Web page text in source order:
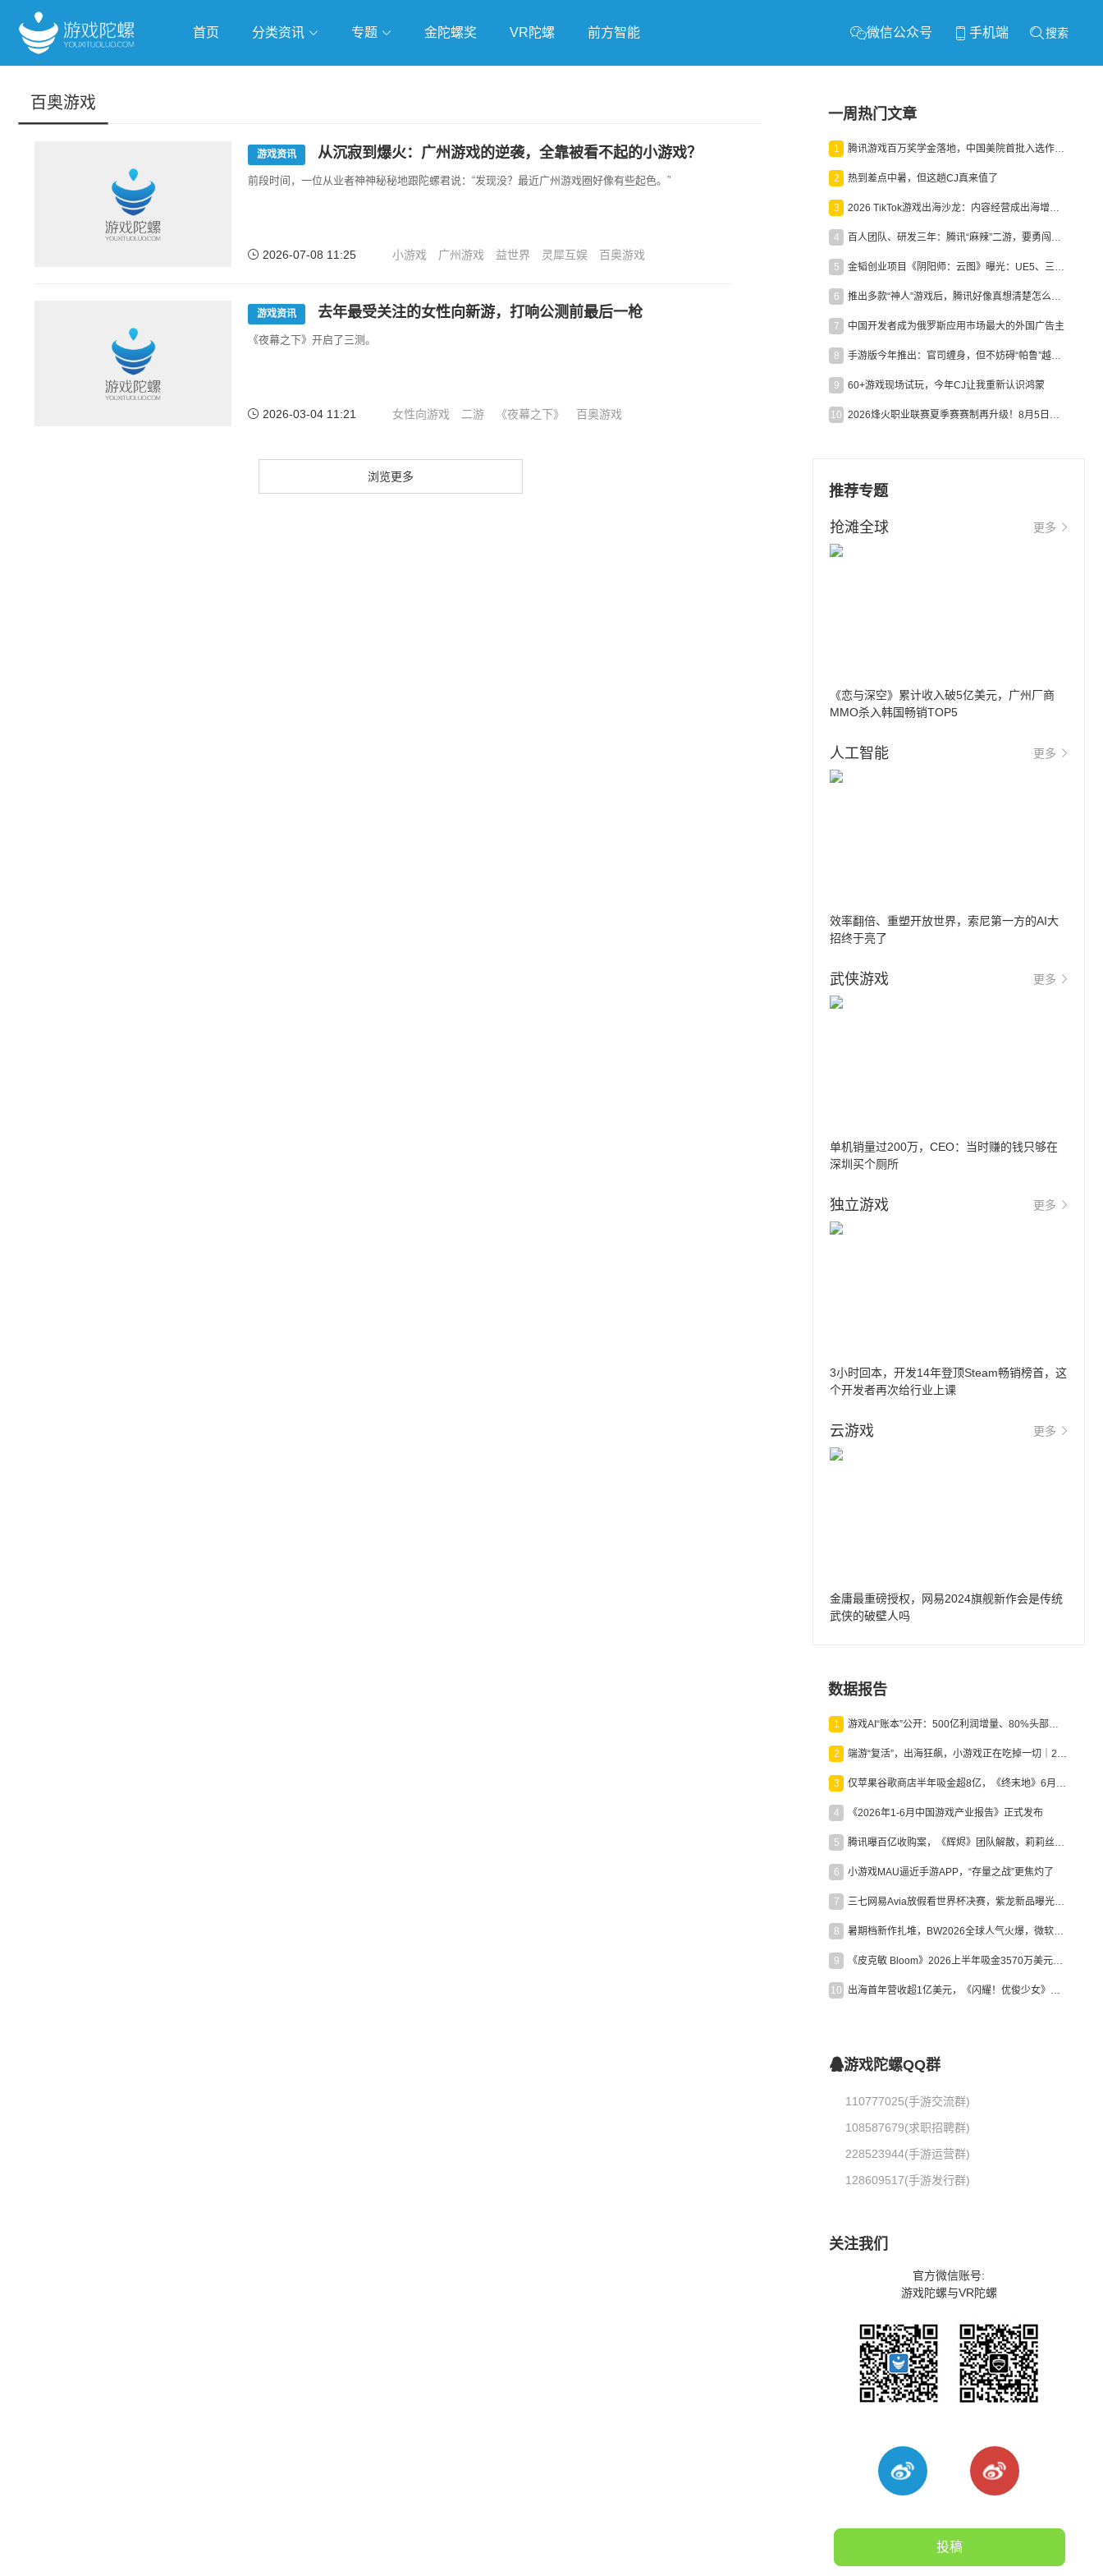
首页 分类资讯 专题 金陀螺奖 VR陀螺 前方智能 微信公众号 手机端 搜索
百奥游戏
游戏资讯 从沉寂到爆火：广州游戏的逆袭，全靠被看不起的小游戏？
前段时间，一位从业者神神秘秘地跟陀螺君说：“发现没？最近广州游戏圈好像有些起色。”
2026-07-08 11:25 小游戏 广州游戏 益世界 灵犀互娱 百奥游戏
游戏资讯 去年最受关注的女性向新游，打响公测前最后一枪
《夜幕之下》开启了三测。
2026-03-04 11:21 女性向游戏 二游 《夜幕之下》 百奥游戏
浏览更多
一周热门文章
1 腾讯游戏百万奖学金落地，中国美院首批入选作品获业内关注
2 热到差点中暑，但这趟CJ真来值了
3 2026 TikTok游戏出海沙龙：内容经营成出海增长新引擎
4 百人团队、研发三年：腾讯“麻辣”二游，要勇闯男性恋爱市场
5 金韬创业项目《阴阳师：云图》曝光：UE5、三端互通、ARPG
6 推出多款“神人”游戏后，腾讯好像真想清楚怎么做二次元了
7 中国开发者成为俄罗斯应用市场最大的外国广告主
8 手游版今年推出：官司缠身，但不妨碍“帕鲁”越来越火
9 60+游戏现场试玩，今年CJ让我重新认识鸿蒙
10 2026烽火职业联赛夏季赛赛制再升级！8月5日起24支战队集结开战！
推荐专题
抢滩全球 更多
《恋与深空》累计收入破5亿美元，广州厂商
MMO杀入韩国畅销TOP5
人工智能 更多
效率翻倍、重塑开放世界，索尼第一方的AI大
招终于亮了
武侠游戏 更多
单机销量过200万，CEO：当时赚的钱只够在
深圳买个厕所
独立游戏 更多
3小时回本，开发14年登顶Steam畅销榜首，这
个开发者再次给行业上课
云游戏 更多
金庸最重磅授权，网易2024旗舰新作会是传统
武侠的破壁人吗
数据报告
1 游戏AI“账本”公开：500亿利润增量、80%头部入局，谁在闷声发财？
2 端游“复活”，出海狂飙，小游戏正在吃掉一切｜2026上半年产业报告
3 仅苹果谷歌商店半年吸金超8亿，《终末地》6月份收入显著回暖
4 《2026年1-6月中国游戏产业报告》正式发布
5 腾讯曝百亿收购案，《辉烬》团队解散，莉莉丝新作曝光｜陀螺周报
6 小游戏MAU逼近手游APP，“存量之战”更焦灼了
7 三七网易Avia放假看世界杯决赛，紫龙新品曝光，米哈游新作上线 | 陀螺周报
8 暑期档新作扎堆，BW2026全球人气火爆，微软XBOX大裁员|陀螺周报
9 《皮克敏 Bloom》2026上半年吸金3570万美元，中国台湾成最大市场
10 出海首年营收超1亿美元，《闪耀！优俊少女》美国市场占比达七成
游戏陀螺QQ群
110777025(手游交流群)
108587679(求职招聘群)
228523944(手游运营群)
128609517(手游发行群)
关注我们
官方微信账号:
游戏陀螺与VR陀螺
投稿